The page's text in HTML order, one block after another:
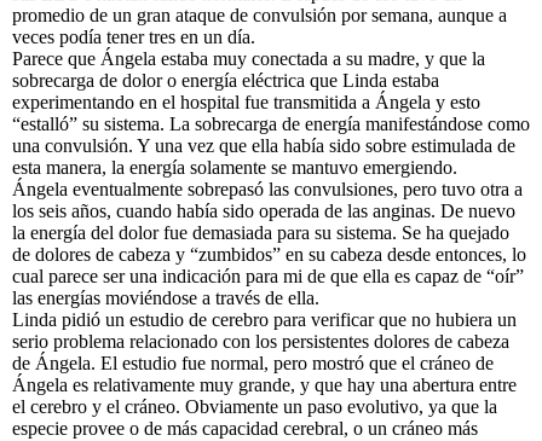
promedio de un gran ataque de convulsión por semana, aunque a
veces podía tener tres en un día.
Parece que Ángela estaba muy conectada a su madre, y que la
sobrecarga de dolor o energía eléctrica que Linda estaba
experimentando en el hospital fue transmitida a Ángela y esto
“estalló” su sistema. La sobrecarga de energía manifestándose como
una convulsión. Y una vez que ella había sido sobre estimulada de
esta manera, la energía solamente se mantuvo emergiendo.
Ángela eventualmente sobrepasó las convulsiones, pero tuvo otra a
los seis años, cuando había sido operada de las anginas. De nuevo
la energía del dolor fue demasiada para su sistema. Se ha quejado
de dolores de cabeza y “zumbidos” en su cabeza desde entonces, lo
cual parece ser una indicación para mi de que ella es capaz de “oír”
las energías moviéndose a través de ella.
Linda pidió un estudio de cerebro para verificar que no hubiera un
serio problema relacionado con los persistentes dolores de cabeza
de Ángela. El estudio fue normal, pero mostró que el cráneo de
Ángela es relativamente muy grande, y que hay una abertura entre
el cerebro y el cráneo. Obviamente un paso evolutivo, ya que la
especie provee o de más capacidad cerebral, o un cráneo más